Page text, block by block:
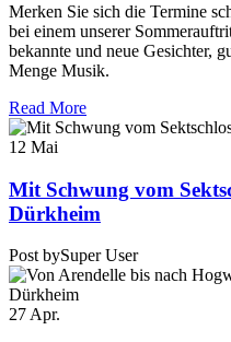
Merken Sie sich die Termine
bei einem unserer
bekannte und neue Gesichter,
Menge Musik.
Read More
12 Mai
Mit Schwung vom
Dürkheim
Post bySuper User
27 Apr.